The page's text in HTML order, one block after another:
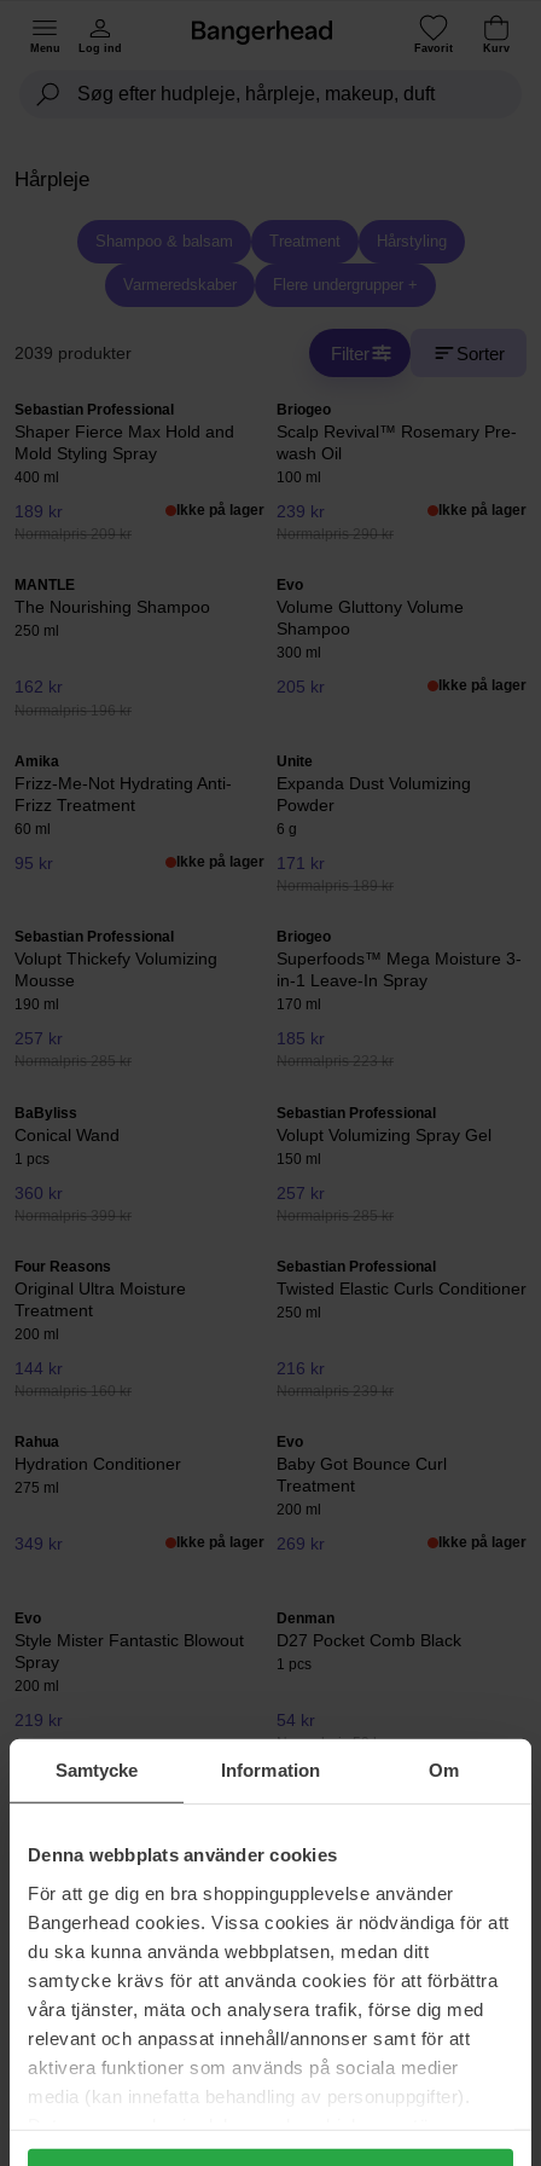
Samtycke Information Om
Denna webbplats använder cookies
För att ge dig en bra shoppingupplevelse använder
Bangerhead cookies. Vissa cookies är nödvändiga för att
du ska kunna använda webbplatsen, medan ditt
samtycke krävs för att använda cookies för att förbättra
våra tjänster, mäta och analysera trafik, förse dig med
relevant och anpassat innehåll/annonser samt för att
aktivera funktioner som används på sociala medier
media (kan innefatta behandling av personuppgifter).
Genom att trycka på "Tillåt alla cookies" accepterar du
Menu Log ind Favorit Kurv
Hårpleje
Shampoo & balsam Treatment Hårstyling
Varmeredskaber Flere undergrupper +
2039 produkter Filter Sorter
Sebastian Professional
Shaper Fierce Max Hold and
Mold Styling Spray
400 ml
189 kr
Normalpris 209 kr
Ikke på lager
Briogeo
Scalp Revival™ Rosemary Pre-
wash Oil
100 ml
239 kr
Normalpris 290 kr
Ikke på lager
MANTLE
The Nourishing Shampoo
250 ml
162 kr
Normalpris 196 kr
Evo
Volume Gluttony Volume
Shampoo
300 ml
205 kr Ikke på lager
Amika
Frizz-Me-Not Hydrating Anti-
Frizz Treatment
60 ml
95 kr Ikke på lager
Unite
Expanda Dust Volumizing
Powder
6 g
171 kr
Normalpris 189 kr
Sebastian Professional
Volupt Thickefy Volumizing
Mousse
190 ml
257 kr
Normalpris 285 kr
Briogeo
Superfoods™ Mega Moisture 3-
in-1 Leave-In Spray
170 ml
185 kr
Normalpris 223 kr
BaByliss
Conical Wand
1 pcs
360 kr
Normalpris 399 kr
Sebastian Professional
Volupt Volumizing Spray Gel
150 ml
257 kr
Normalpris 285 kr
Four Reasons
Original Ultra Moisture
Treatment
200 ml
144 kr
Normalpris 160 kr
Sebastian Professional
Twisted Elastic Curls Conditioner
250 ml
216 kr
Normalpris 239 kr
Rahua
Hydration Conditioner
275 ml
349 kr Ikke på lager
Evo
Baby Got Bounce Curl
Treatment
200 ml
269 kr Ikke på lager
Evo
Style Mister Fantastic Blowout
Spray
200 ml
219 kr
Denman
D27 Pocket Comb Black
1 pcs
54 kr
Normalpris 59 kr
150 ml
329 kr
Normalpris 365 kr
279 kr
Normalpris 309 kr
Ikke på lager
Elvital Hyaluron Plump Wonder
Water
200 ml
66 kr
Normalpris 73 kr
Invati Ultra Advanced
Revitalizing Scalp Serum
30 ml
162 kr
Normalpris 180 kr
ghd L'Oréal Paris